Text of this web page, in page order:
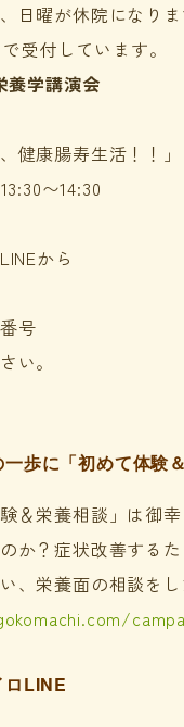
日曜が休院になりま
受付しています。
養学講演会
健康腸寿生活！！」
〜14:30
から
号
い。
歩に「初めて体験
験＆栄養相談」は御
か？症状改善する
、栄養面の相談を
ロLINE